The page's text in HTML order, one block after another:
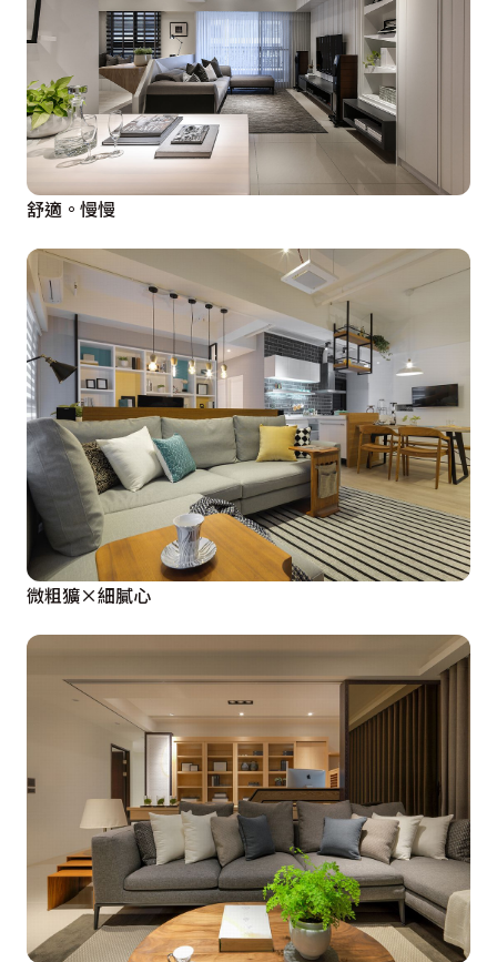
舒適。慢慢
微粗獷×細膩心